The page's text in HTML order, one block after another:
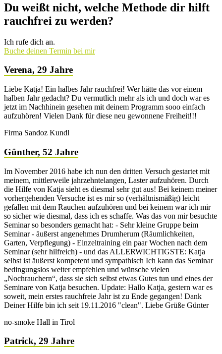
Du weißt nicht, welche Methode dir hilft
rauchfrei zu werden?
Ich rufe dich an.
Buche deinen Termin bei mir
Verena, 29 Jahre
Liebe Katja! Ein halbes Jahr rauchfrei! Wer hätte das vor einem
halben Jahr gedacht? Du vermutlich mehr als ich und doch war es
jetzt im Nachhinein gesehen mit deinem Programm sooo einfach
aufzuhören! Vielen Dank für diese neu gewonnene Freiheit!!!
Firma Sandoz Kundl
Günther, 52 Jahre
Im November 2016 habe ich nun den dritten Versuch gestartet mit
meinem, mittlerweile jahrzehntelangen, Laster aufzuhören. Durch
die Hilfe von Katja sieht es diesmal sehr gut aus! Bei keinem meiner
vorhergehenden Versuche ist es mir so (verhältnismäßig) leicht
gefallen mit dem Rauchen aufzuhören und bei keinem war ich mir
so sicher wie diesmal, dass ich es schaffe. Was das von mir besuchte
Seminar so besonders gemacht hat: - Sehr kleine Gruppe beim
Seminar - äußerst angenehmes Drumherum (Räumlichkeiten,
Garten, Verpflegung) - Einzeltraining ein paar Wochen nach dem
Seminar (sehr hilfreich) - und das ALLERWICHTIGSTE: Katja
selbst ist äußerst kompetent und sympathisch Ich kann das Seminar
bedingungslos weiter empfehlen und wünsche vielen
„Nochrauchern“, dass sie sich selbst etwas Gutes tun und eines der
Seminare von Katja besuchen. Update: Hallo Katja, gestern war es
soweit, mein erstes rauchfreie Jahr ist zu Ende gegangen! Dank
Deiner Hilfe bin ich seit 19.11.2016 "clean". Liebe Grüße Günter
no-smoke Hall in Tirol
Patrick, 29 Jahre